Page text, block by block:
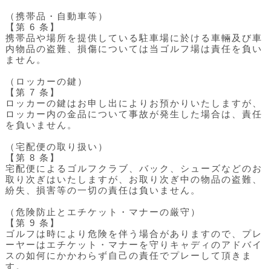
（携帯品・自動車等）
【第 6 条】
携帯品や場所を提供している駐車場に於ける車輛及び車
内物品の盗難、損傷については当ゴルフ場は責任を負い
ません。
（ロッカーの鍵）
【第 7 条】
ロッカーの鍵はお申し出によりお預かりいたしますが、
ロッカー内の金品について事故が発生した場合は、責任
を負いません。
（宅配便の取り扱い）
【第 8 条】
宅配便によるゴルフクラブ、バック、シューズなどのお
取り次ぎはいたしますが、お取り次ぎ中の物品の盗難、
紛失、損害等の一切の責任は負いません。
（危険防止とエチケット・マナーの厳守）
【第 9 条】
ゴルフは時により危険を伴う場合がありますので、プレ
ーヤーはエチケット・マナーを守りキャディのアドバイ
スの如何にかかわらず自己の責任でプレーして頂きま
す。